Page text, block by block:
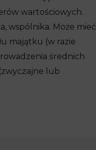
wartościowych.
wspólnika. Może mieć
majątku (w razie
średnich
lub